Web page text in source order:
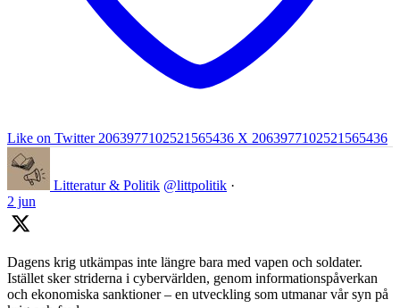
Like on Twitter 2063977102521565436 X 2063977102521565436
Litteratur & Politik @littpolitik ·
2 jun
Dagens krig utkämpas inte längre bara med vapen och soldater.
Istället sker striderna i cybervärlden, genom informationspåverkan
och ekonomiska sanktioner – en utveckling som utmanar vår syn på